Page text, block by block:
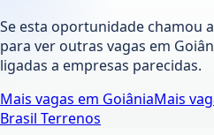
Se esta oportunidade chamou
para ver outras vagas em
ligadas a empresas parecidas.
Mais vagas em GoiâniaMais
Brasil Terrenos